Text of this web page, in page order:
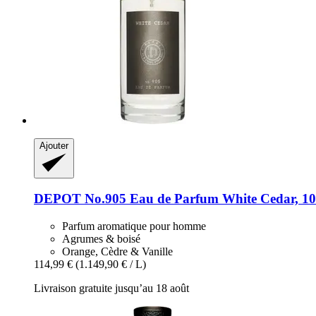
Ajouter
DEPOT No.905 Eau de Parfum White Cedar,
Parfum aromatique pour homme
Agrumes & boisé
Orange, Cèdre & Vanille
114,99 € (1.149,90 € / L)
Livraison gratuite jusqu’au 18 août